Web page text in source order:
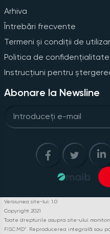
Arhiva
Întrebări frecvente
Termeni și condiții de
Politica de confidențialitate
Instrucțiuni pentru
Abonare la Newsline
Versiunea site-lui: 1.0
Copyright 2021
Toate drepturile asupra site-ului
FISC.MD”. Reproducerea integrală sau